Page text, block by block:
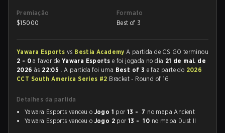
Premiação
$15000
Formato
Best of 3
Yawara Esports vs Bestia AcademyA partida de CS:GO terminou
2 - 0 a favor de Yawara Esports e foi jogada no dia 21 de mai. de
2026 às 22:05 . A partida foi uma Best of 3 e faz parte do 2026
CCT South America Series #2 Bracket - Round of 16.
Detalhes da partida
Yawara Esports venceu o Jogo 1 por13 - 7 no mapa Ancient
Yawara Esports venceu o Jogo 2 por13 - 10 no mapa Dust II